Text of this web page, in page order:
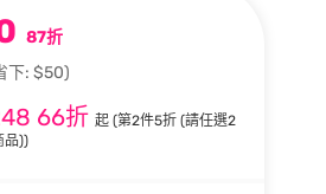
87折
下: $50)
66折起(第2件5折 (請任選2
品))